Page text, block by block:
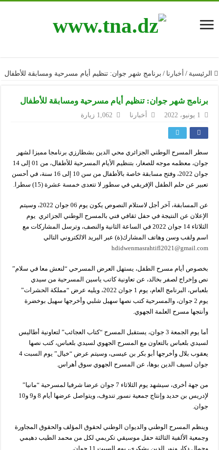
الرئيسية / أخبارنا / برنامج شهر جوان: تنظيم أيام مسرحية ومسابقة للأطفال
برنامج شهر جوان: تنظيم أيام مسرحية ومسابقة للأطفال
1 يونيو، 2022 أخبارنا 1,062 زيارة
سطر المسرح الوطني الجزائري محي الدين بشطارزي برنامجا مميزا لشهر
جوان، معظمه موجه للصغار، بتنظيم الأيام المسرحية للأطفال، من 01 إلى 14
جوان 2022، وفتح مسابقة خاصة بالأطفال من سن 10 إلى 16 سنة، في أحسن
تعبير عن حلم الطفل الإفريقي في سطور لا تتعدى خمسة عشرة (15) سطرا.
عن المسابقة، آخر أجل لاستلام النصوص يكون يوم 06 جوان 2022، وسيتم
الإعلان عن النتيجة في حفل ثقافي فني بالمسرح الوطني الجزائري يوم
الثلاثاء 14 جوان 2022 في الساعة الثانية والنصف، وترسل المشاركات مع
اسم ولقب وسن وهاتف المشارك(ة) عبر البريد الالكتروني التالي
hdidwenmasrahtifl2021@gmail.com
بخصوص أيام مسرح الطفل، يستهل العرض المسرحي “لنعش معا في سلام”
نص وإخراج لصفر بخالد، عن تعاونية كاتب ياسين المسرحية من سيدي
بلعباس، البرنامج العام، يوم 1 جوان 2022، ويليه عرض “مملكة الحشرات”
يوم 2 جوان، والمسرحية كتب نصها سهيل شلبي وأخرجها سهيل بوخضرة
وأنتجها مسرح العلمة الجهوي.
أما يوم الجمعة 3 جوان، يستقبل المسرح “كتاب العجائب” لتعاونية أطاليس
لسيدي بلعباس بالتعاون مع المسرح الجهوي لسيدي بلعباس، كتب نصها
يعقوب بلال وأخرجها أبو بكر بن عيسى، وسيتم عرض “خيال” يوم السبت 4
جوان لسيف الدين بوها، عن المسرح الجهوي سوق أهراس.
من جهة أخرى، سيشهد يوم الثلاثاء 7 جوان عرضا شرفيا لمسرحية “مانيا”
لإدريس بن حديد وإنتاج جمعية نسور تندوف، ويتواصل عرضها أيام 8 و9 و10
جوان.
وينظم المسرح الوطني والديوان الوطني لحقوق المؤلف والحقوق المجاورة
وجمعية الألفية الثالثة حفل موسيقي تكريمي لكل من محمد الطيب دهيمي
وجمال دكار ونور الدين بشكري، يوم السبت 11 جوان.